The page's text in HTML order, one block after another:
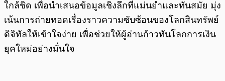
ใกล้ชิด เพื่อนำเสนอข้อมูลเชิงลึกที่แม่นยำและทันสมัย มุ่ง
เน้นการถ่ายทอดเรื่องราวความซับซ้อนของโลกสินทรัพย์
ดิจิทัลให้เข้าใจง่าย เพื่อช่วยให้ผู้อ่านก้าวทันโลกการเงิน
ยุคใหม่อย่างมั่นใจ